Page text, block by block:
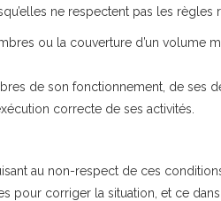
ne respectent pas les règles
ou la couverture d’un volume
de son fonctionnement, de ses
correcte de ses activités.
au non-respect de ces
pour corriger la situation, et ce